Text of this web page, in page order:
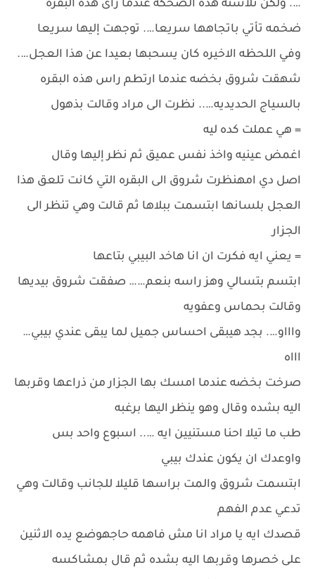
…. ولكن تلاشته هذه الضحكه عندما رأى هذه البقره
ضخمه تأتي باتجاهها سريعا…. توجهت إليها سريعا
وفي اللحظه الاخيره كان يسحبها بعيدا عن هذا العجل….
شهقت شروق بخضه عندما ارتطم راس هذه البقره
بالسياج الحديديه….. نظرت الى مراد وقالت بذهول
= هي عملت كده ليه
اغمض عينيه واخذ نفس عميق ثم نظر إليها وقال
اصل دي امهنظرت شروق الى البقره التي كانت تلعق هذا
العجل بلسانها ابتسمت ببلاها ثم قالت وهي تنظر الى
الجزار
= يعني ايه فكرت ان انا هاخد البيبي بتاعها
ابتسم بتسالي وهز راسه بنعم…… صفقت شروق بيديها
وقالت بحماس وعفويه
واااو…. بجد هيبقى احساس جميل لما يبقى عندي بيبي…
اااه
صرخت بخضه عندما امسك بها الجزار من ذراعها وقربها
اليه بشده وقال وهو ينظر اليها برغبه
طب ما تيلا احنا مستنيين ايه ….. اسبوع واحد بس
واوعدك ان يكون عندك بيبي
ابتسمت شروق والمت براسها قليلا للجانب وقالت وهي
تدعي عدم الفهم
قصدك ايه يا مراد انا مش فاهمه حاجهوضع يده الاثنين
على خصرها وقربها اليه بشده ثم قال بمشاكسه